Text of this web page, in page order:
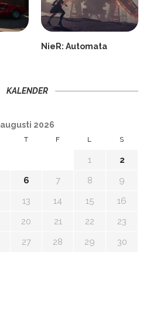
NieR: Automata
KALENDER
augusti 2026
T F L S
1
2
6 7 8
9
13 14 15
16
20 21 22
23
27 28 29
30